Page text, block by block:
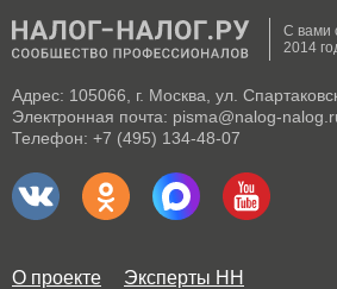
С вами
2014
Адрес: 105066, г. Москва, ул.
Электронная почта: pisma@nalog-
Телефон: +7 (495) 134-48-07
О проекте
Эксперты НН